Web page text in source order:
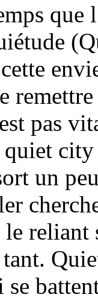
que
pas
quiet
un
reliant